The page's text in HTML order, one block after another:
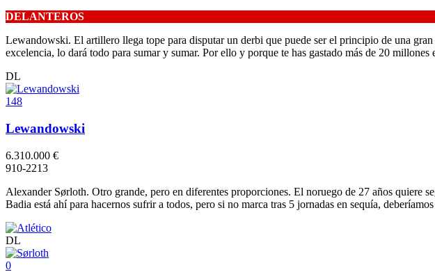
DELANTEROS
Lewandowski. El artillero llega tope para disputar un derbi que puede ser el principio de una
excelencia, lo dará todo para sumar y sumar. Por ello y porque te has gastado más de 20
DL
148
Lewandowski
6.310.000 €
910-2213
Alexander Sørloth. Otro grande, pero en diferentes proporciones. El noruego de 27 años quiere
Badia está ahí para hacernos sufrir a todos, pero si no marca tras 5 jornadas en sequía,
DL
0